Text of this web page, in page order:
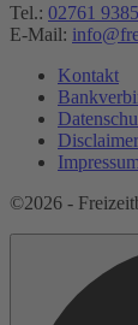
Tel.: 02761
E-Mail:
Kontakt
Disclaimer
Impressum
©2026 -